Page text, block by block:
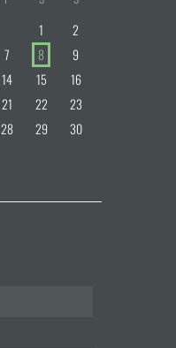
1
2
7 8
9
14 15
16
21 22
23
28 29
30